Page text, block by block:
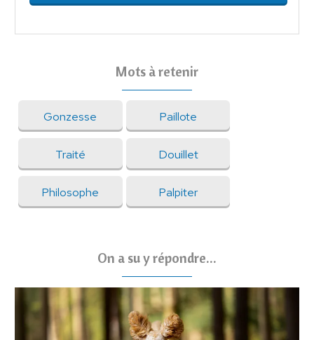
Mots à retenir
Gonzesse Paillote
Traité Douillet
Philosophe Palpiter
On a su y répondre...